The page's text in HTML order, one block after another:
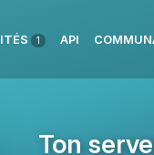
1 API
Ton